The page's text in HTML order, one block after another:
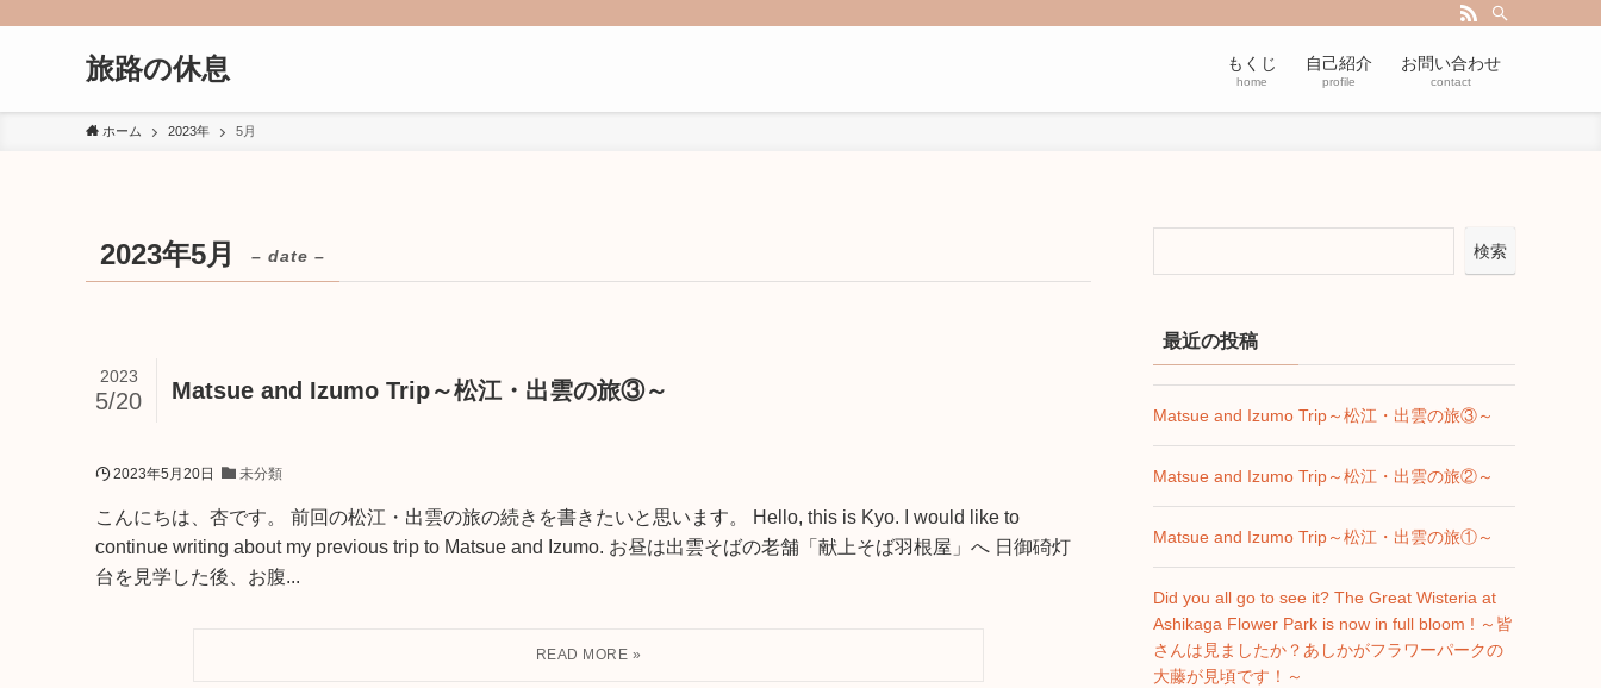
旅路の休息 もくじ
home
自己紹介
profile
お問い合わせ
contact
ホーム 2023年 5月
2023年5月 – date –
Matsue and Izumo Trip～松江・出雲の旅③～
2023
5/20
2023年5月20日 未分類
こんにちは、杏です。 前回の松江・出雲の旅の続きを書きたいと思います。 Hello, this is Kyo. I would like to
continue writing about my previous trip to Matsue and Izumo. お昼は出雲そばの老舗「献上そば羽根屋」へ 日御碕灯
台を見学した後、お腹...
検索
最近の投稿
Matsue and Izumo Trip～松江・出雲の旅③～
Matsue and Izumo Trip～松江・出雲の旅②～
Matsue and Izumo Trip～松江・出雲の旅①～
Did you all go to see it? The Great Wisteria at
Ashikaga Flower Park is now in full bloom ! ～皆
さんは見ましたか？あしかがフラワーパークの
大藤が見頃です！～